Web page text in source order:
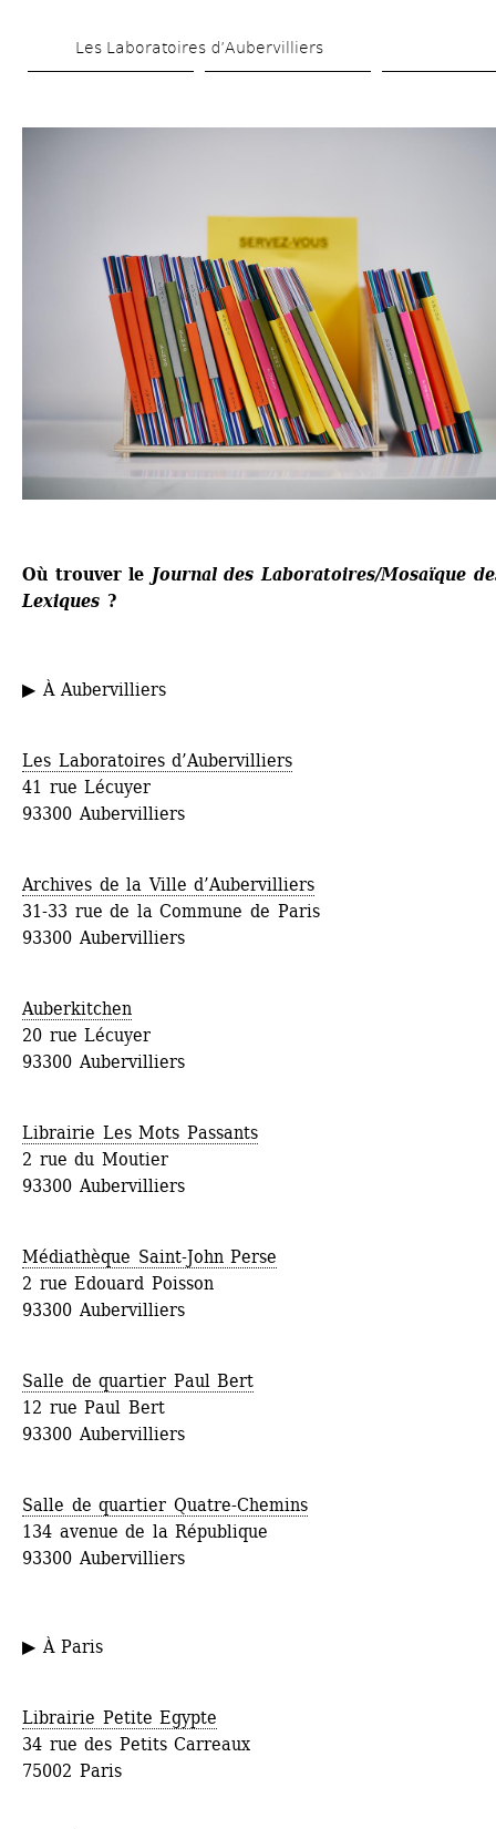
au
principal
Les Laboratoires d’Aubervilliers
Où trouver le Journal des Laboratoires/Mosaïque
Lexiques ?
▶ À Aubervilliers
Les Laboratoires d’Aubervilliers
41 rue Lécuyer
93300 Aubervilliers
Archives de la Ville d’Aubervilliers
31-33 rue de la Commune de Paris
93300 Aubervilliers
Auberkitchen
20 rue Lécuyer
93300 Aubervilliers
Librairie Les Mots Passants
2 rue du Moutier
93300 Aubervilliers
Médiathèque Saint-John Perse
2 rue Edouard Poisson
93300 Aubervilliers
Salle de quartier Paul Bert
12 rue Paul Bert
93300 Aubervilliers
Salle de quartier Quatre-Chemins
134 avenue de la République
93300 Aubervilliers
▶ À Paris
Librairie Petite Egypte
34 rue des Petits Carreaux
75002 Paris